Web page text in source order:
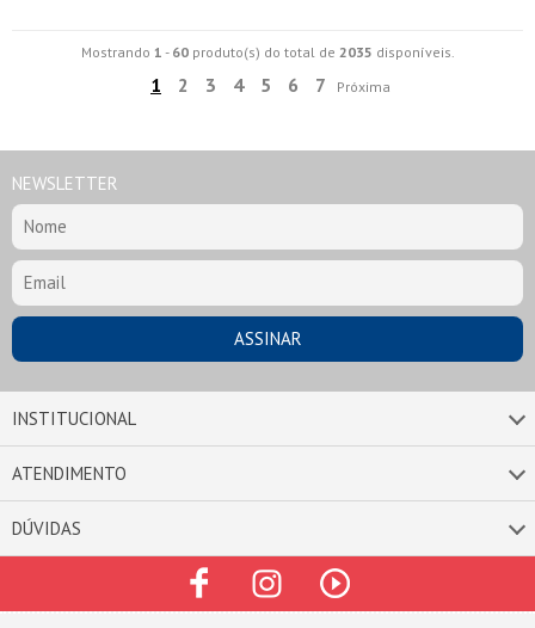
Mostrando 1 - 60produto(s) do total de 2035 disponíveis.
1 2 3 4 5 6 7 Próxima
NEWSLETTER
INSTITUCIONAL
ATENDIMENTO
DÚVIDAS